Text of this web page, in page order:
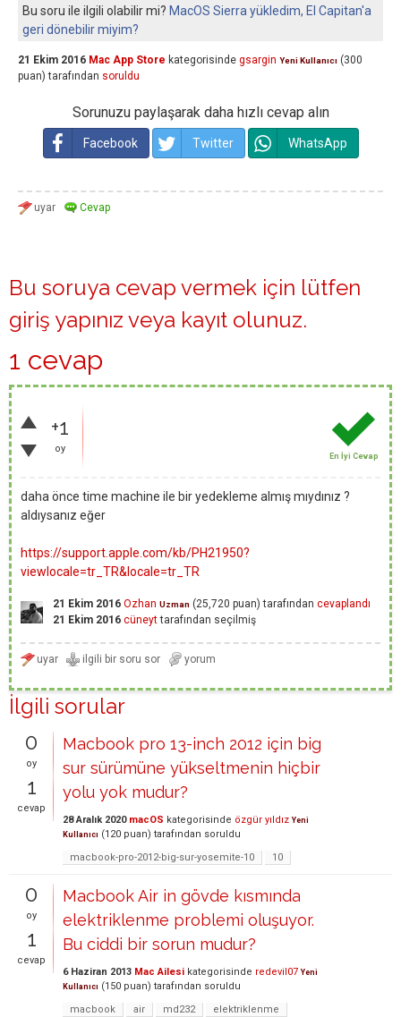
Bu soru ile ilgili olabilir mi? MacOS Sierra yükledim, El Capitan'a
geri dönebilir miyim?
21 Ekim 2016 Mac App Store kategorisinde gsargin Yeni Kullanıcı (300
puan) tarafından soruldu
Sorunuzu paylaşarak daha hızlı cevap alın
Facebook Twitter WhatsApp
Bu soruya cevap vermek için lütfen
giriş yapınız veya kayıt olunuz.
1 cevap
+1
oy
En İyi Cevap
daha önce time machine ile bir yedekleme almış mıydınız ?
aldıysanız eğer
https://support.apple.com/kb/PH21950?
viewlocale=tr_TR&locale=tr_TR
21 Ekim 2016 Ozhan Uzman (25,720 puan) tarafından cevaplandı
21 Ekim 2016 cüneyttarafından seçilmiş
İlgili sorular
0
oy
1
cevap
Macbook pro 13-inch 2012 için big
sur sürümüne yükseltmenin hiçbir
yolu yok mudur?
28 Aralık 2020 macOS kategorisinde özgür yıldız Yeni
Kullanıcı (120 puan) tarafından soruldu
macbook-pro-2012-big-sur-yosemite-10
10
0
oy
1
cevap
Macbook Air in gövde kısmında
elektriklenme problemi oluşuyor.
Bu ciddi bir sorun mudur?
6 Haziran 2013 Mac Ailesi kategorisinde redevil07 Yeni
Kullanıcı (150 puan) tarafından soruldu
macbook
air md232
elektriklenme